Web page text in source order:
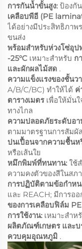
การกันน้ำขั้นสูง: ป้องกั
เคลือบพีอี (PE
ได้อย่างมีประสิทธิภาพ
ขนส่ง
พร้อมสำหรับห่วงโซ่อุป
-25°C เหมาะสําหรับ ก
และผักผลไม้สด .
ความแข็งแรงของชั้นวา
A/B/C/BC) ทำให้ได้ ค่
ตารางเมตร เพื่อให้มั่น
ทางไกล
ความปลอดภัยระดับอา
ตามมาตรฐานการสัมผั
ปนเปื้อนจากความชื้นห
หรือเส้นใย
หมึกพิมพ์ที่ทนทาน: ใช้
ความคงตัวของสีในสภ
การปฏิบัติตามข้อกำห
และ REACH; มีการอ
ของการเคลือบฟิล์ม PE
การใช้งาน: เหมาะสำห
ผลิตภัณฑ์เกษตร และ
ควบคุมอุณหภูมิ .